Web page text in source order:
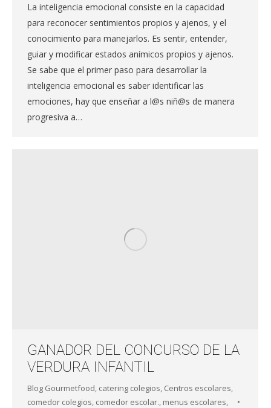
La inteligencia emocional consiste en la capacidad
para reconocer sentimientos propios y ajenos, y el
conocimiento para manejarlos. Es sentir, entender,
guiar y modificar estados anímicos propios y ajenos.
Se sabe que el primer paso para desarrollar la
inteligencia emocional es saber identificar las
emociones, hay que enseñar a l@s niñ@s de manera
progresiva a…
GANADOR DEL CONCURSO DE LA
VERDURA INFANTIL
Blog Gourmetfood, catering colegios, Centros escolares,
comedor colegios, comedor escolar., menus escolares,